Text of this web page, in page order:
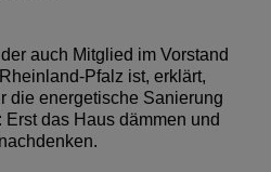
auch Mitglied im Vorstand
Pfalz ist, erklärt,
die energetische Sanierung
das Haus dämmen und